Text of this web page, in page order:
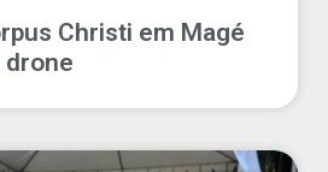
Christi em Magé
drone